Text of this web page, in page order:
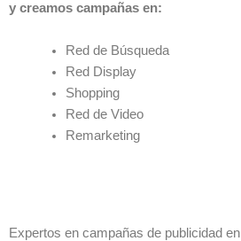
y creamos campañas en:
Red de Búsqueda
Red Display
Shopping
Red de Video
Remarketing
Expertos en campañas de publicidad en